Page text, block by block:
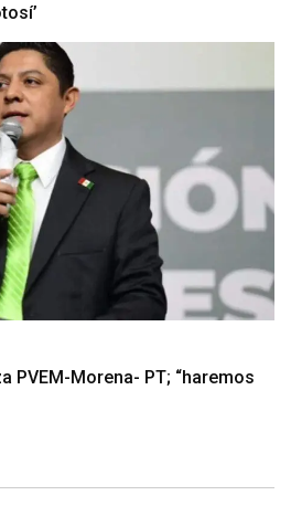
PVEM-Morena- PT; “haremos